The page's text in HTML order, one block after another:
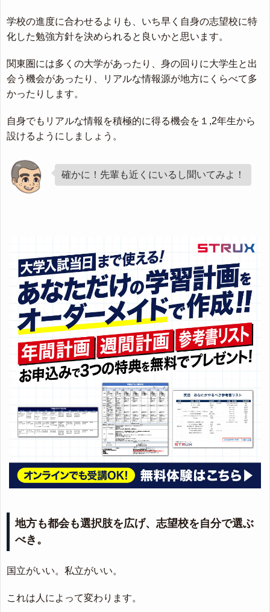
学校の進度に合わせるよりも、いち早く自身の志望校に特
化した勉強方針を決められると良いかと思います。
関東圏には多くの大学があったり、身の回りに大学生と出
会う機会があったり、リアルな情報源が地方にくらべて多
かったりします。
自身でもリアルな情報を積極的に得る機会を１,2年生から
設けるようにしましょう。
確かに！先輩も近くにいるし聞いてみよ！
地方も都会も選択肢を広げ、志望校を自分で選ぶ
べき。
国立がいい。私立がいい。
これは人によって変わります。